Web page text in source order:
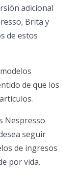
adicional
Brita y
de estos
de que los
Nespresso
seguir
de ingresos
por vida.